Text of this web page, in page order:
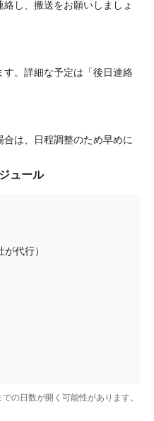
し、搬送をお願いしましょ
。詳細な予定は「後日連絡
は、日程調整のため早めに
ュール
代行）
の日数が開く可能性があります。